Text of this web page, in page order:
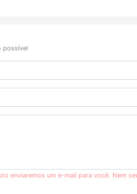
possível
enviaremos um e-mail para você. Nem